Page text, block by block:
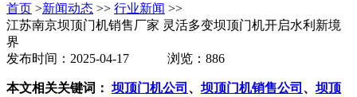
首页 >新闻动态 >> 行业新闻 >>
江苏南京坝顶门机销售厂家 灵活多变坝顶门机开启水利新境
界
发布时间：2025-04-17 浏览：886
本文相关关键词： 坝顶门机公司 、 坝顶门机销售公司 、 坝顶